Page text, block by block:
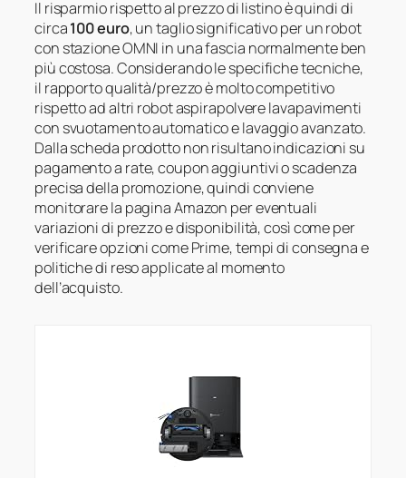
Il risparmio rispetto al prezzo di listino è quindi di
circa100 euro, un taglio significativo per un robot
con stazione OMNI in una fascia normalmente ben
più costosa. Considerando le specifiche tecniche,
il rapporto qualità/prezzo è molto competitivo
rispetto ad altri robot aspirapolvere lavapavimenti
con svuotamento automatico e lavaggio avanzato.
Dalla scheda prodotto non risultano indicazioni su
pagamento a rate, coupon aggiuntivi o scadenza
precisa della promozione, quindi conviene
monitorare la pagina Amazon per eventuali
variazioni di prezzo e disponibilità, così come per
verificare opzioni come Prime, tempi di consegna e
politiche di reso applicate al momento
dell’acquisto.